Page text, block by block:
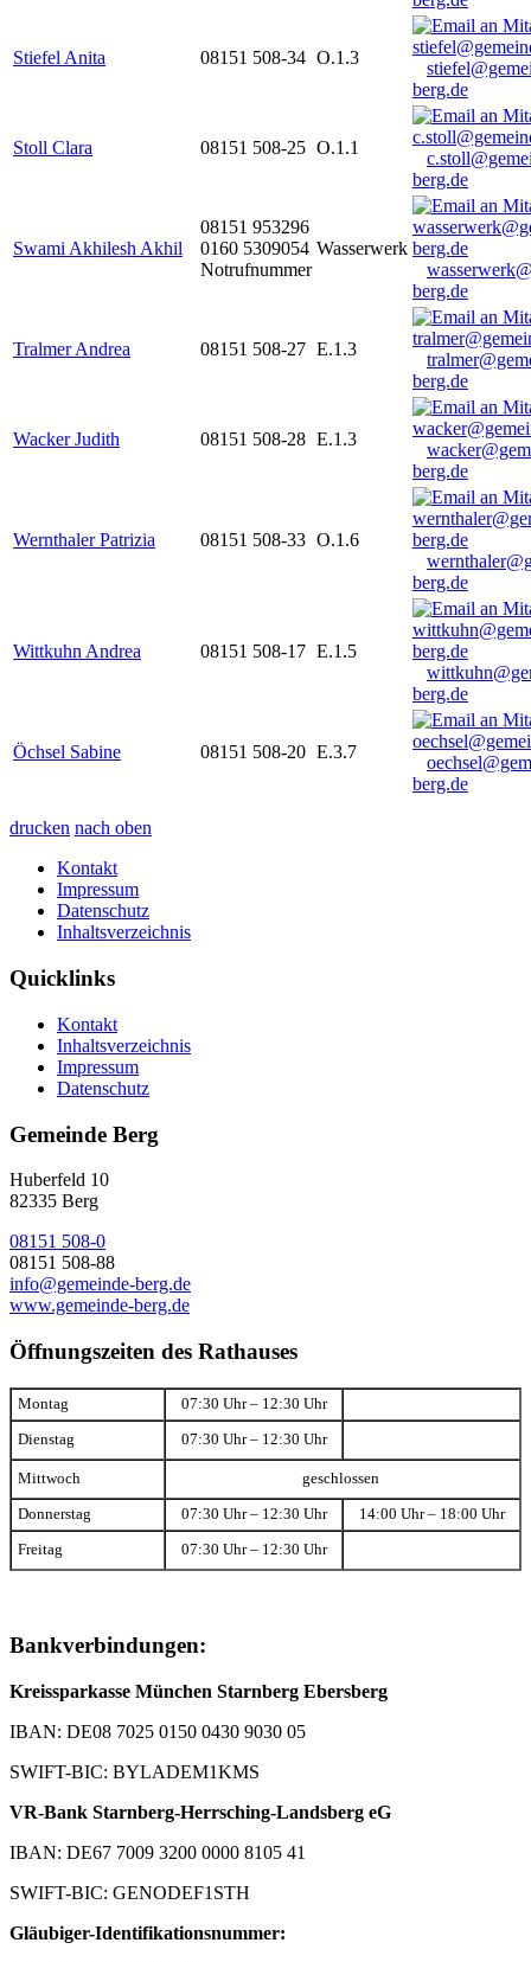
Stiefel Anita 08151 508-34 O.1.3
berg.de
Stoll Clara 08151 508-25 O.1.1
berg.de
Swami Akhilesh Akhil
08151 953296
0160 5309054
Notrufnummer
Wasserwerk
berg.de
Tralmer Andrea 08151 508-27 E.1.3
berg.de
Wacker Judith 08151 508-28 E.1.3
berg.de
Wernthaler Patrizia 08151 508-33 O.1.6
berg.de
Wittkuhn Andrea 08151 508-17 E.1.5
berg.de
Öchsel Sabine 08151 508-20 E.3.7
berg.de
drucken nach oben
Kontakt
Impressum
Datenschutz
Inhaltsverzeichnis
Quicklinks
Kontakt
Inhaltsverzeichnis
Impressum
Datenschutz
Gemeinde Berg
Huberfeld 10
82335 Berg
08151 508-0
08151 508-88
info@gemeinde-berg.de
www.gemeinde-berg.de
Öffnungszeiten des Rathauses
Montag 07:30 Uhr – 12:30 Uhr
Dienstag 07:30 Uhr – 12:30 Uhr
Mittwoch geschlossen
Donnerstag 07:30 Uhr – 12:30 Uhr 14:00 Uhr – 18:00 Uhr
Freitag 07:30 Uhr – 12:30 Uhr
Bankverbindungen:
Kreissparkasse München Starnberg Ebersberg
IBAN: DE08 7025 0150 0430 9030 05
SWIFT-BIC: BYLADEM1KMS
VR-Bank Starnberg-Herrsching-Landsberg eG
IBAN: DE67 7009 3200 0000 8105 41
SWIFT-BIC: GENODEF1STH
Gläubiger-Identifikationsnummer: